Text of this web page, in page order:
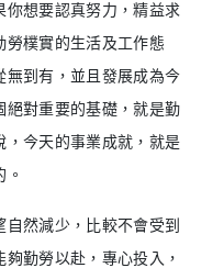
你想要認真努力，精益求
勞樸實的生活及工作態
無到有，並且發展成為今
絕對重要的基礎，就是勤
，今天的事業成就，就是
然減少，比較不會受到
勤勞以赴，專心投入，